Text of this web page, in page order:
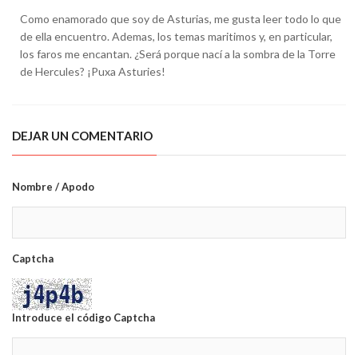
Como enamorado que soy de Asturias, me gusta leer todo lo que
de ella encuentro. Ademas, los temas maritimos y, en particular,
los faros me encantan. ¿Será porque nací a la sombra de la Torre
de Hercules? ¡Puxa Asturies!
DEJAR UN COMENTARIO
Nombre / Apodo
Captcha
Introduce el código Captcha